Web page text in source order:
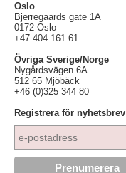
Oslo
Bjerregaards gate 1A
0172 Oslo
+47 404 161 61
Övriga Sverige/Norge
Nygårdsvägen 6A
512 65 Mjöbäck
+46 (0)325 344 80
Registrera för nyhetsbrev